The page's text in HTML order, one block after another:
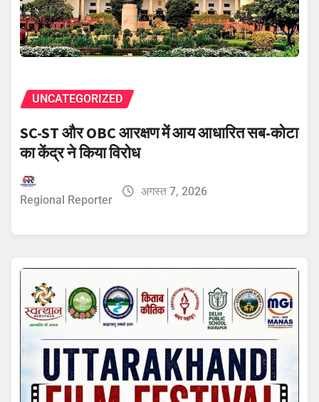
UNCATEGORIZED
SC-ST और OBC आरक्षण में आय आधारित सब-कोटा
का केंद्र ने किया विरोध
Regional Reporter
अगस्त 7, 2026